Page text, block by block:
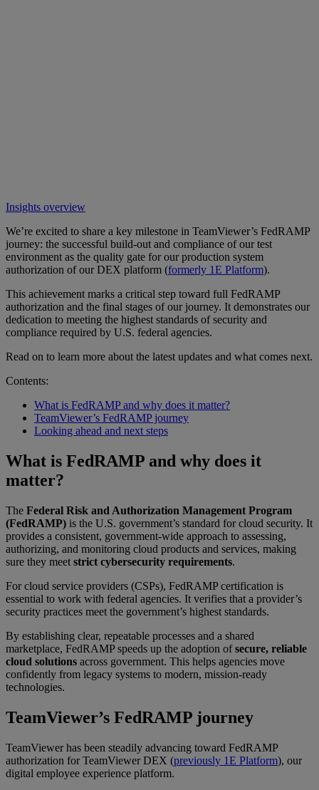
Insights overview
We’re excited to share a key milestone in TeamViewer’s FedRAMP
journey: the successful build-out and compliance of our test
environment as the quality gate for our production system
authorization of our DEX platform (formerly 1E Platform).
This achievement marks a critical step toward full FedRAMP
authorization and the final stages of our journey. It demonstrates our
dedication to meeting the highest standards of security and
compliance required by U.S. federal agencies.
Read on to learn more about the latest updates and what comes next.
Contents:
What is FedRAMP and why does it matter?
TeamViewer’s FedRAMP journey
Looking ahead and next steps
What is FedRAMP and why does it
matter?
The Federal Risk and Authorization Management Program
(FedRAMP) is the U.S. government’s standard for cloud security. It
provides a consistent, government-wide approach to assessing,
authorizing, and monitoring cloud products and services, making
sure they meet strict cybersecurity requirements.
For cloud service providers (CSPs), FedRAMP certification is
essential to work with federal agencies. It verifies that a provider’s
security practices meet the government’s highest standards.
By establishing clear, repeatable processes and a shared
marketplace, FedRAMP speeds up the adoption ofsecure, reliable
cloud solutions across government. This helps agencies move
confidently from legacy systems to modern, mission-ready
technologies.
TeamViewer’s FedRAMP journey
TeamViewer has been steadily advancing toward FedRAMP
authorization for TeamViewer DEX (previously 1E Platform), our
digital employee experience platform.